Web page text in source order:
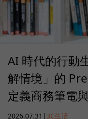
AI 時代的行動
解情境」的
定義商務筆電
2026.07.31 | 3C生活